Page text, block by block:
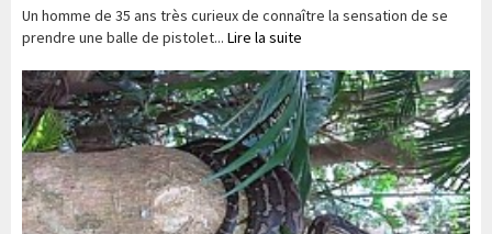
Un homme de 35 ans très curieux de connaître la sensation de se
prendre une balle de pistolet... Lire la suite